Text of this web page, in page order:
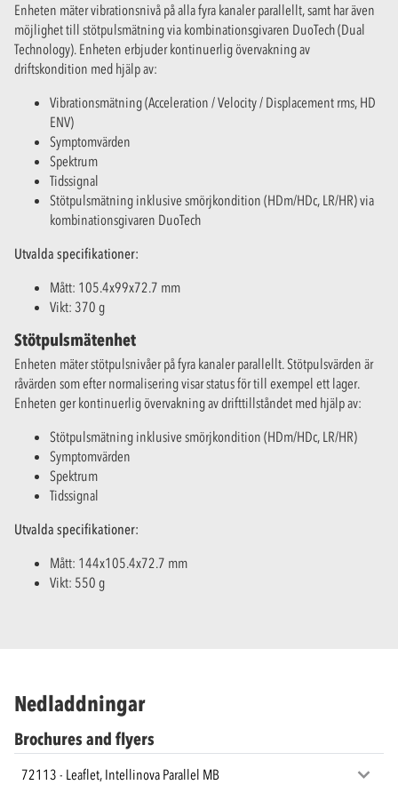
Enheten mäter vibrationsnivå på alla fyra kanaler parallellt, samt har även
möjlighet till stötpulsmätning via kombinationsgivaren DuoTech (Dual
Technology). Enheten erbjuder kontinuerlig övervakning av
driftskondition med hjälp av:
Vibrationsmätning (Acceleration / Velocity / Displacement rms, HD
ENV)
Symptomvärden
Spektrum
Tidssignal
Stötpulsmätning inklusive smörjkondition (HDm/HDc, LR/HR) via
kombinationsgivaren DuoTech
Utvalda specifikationer:
Mått: 105.4x99x72.7 mm
Vikt: 370 g
Stötpulsmätenhet
Enheten mäter stötpulsnivåer på fyra kanaler parallellt. Stötpulsvärden är
råvärden som efter normalisering visar status för till exempel ett lager.
Enheten ger kontinuerlig övervakning av drifttillståndet med hjälp av:
Stötpulsmätning inklusive smörjkondition (HDm/HDc, LR/HR)
Symptomvärden
Spektrum
Tidssignal
Utvalda specifikationer:
Mått: 144x105.4x72.7 mm
Vikt: 550 g
Nedladdningar
Brochures and flyers
72113 - Leaflet, Intellinova Parallel MB